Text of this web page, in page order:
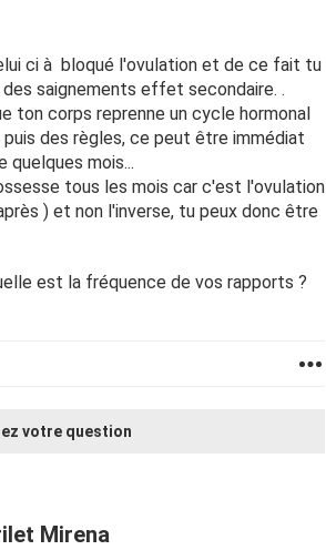
ci à bloqué l'ovulation et de ce fait tu
des saignements effet secondaire. .
ton corps reprenne un cycle hormonal
des règles, ce peut être immédiat
quelques mois...
tous les mois car c'est l'ovulation
) et non l'inverse, tu peux donc être
est la fréquence de vos rapports ?
votre question
Mirena